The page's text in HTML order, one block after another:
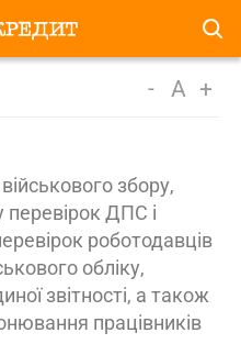
- A +
збору,
перевірок ДПС і
роботодавців
обліку,
звітності, а також
працівників